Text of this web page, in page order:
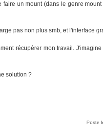
un mount (dans le genre
pas non plus smb, et l'interface
récupérer mon travail.
solution ?
Poste